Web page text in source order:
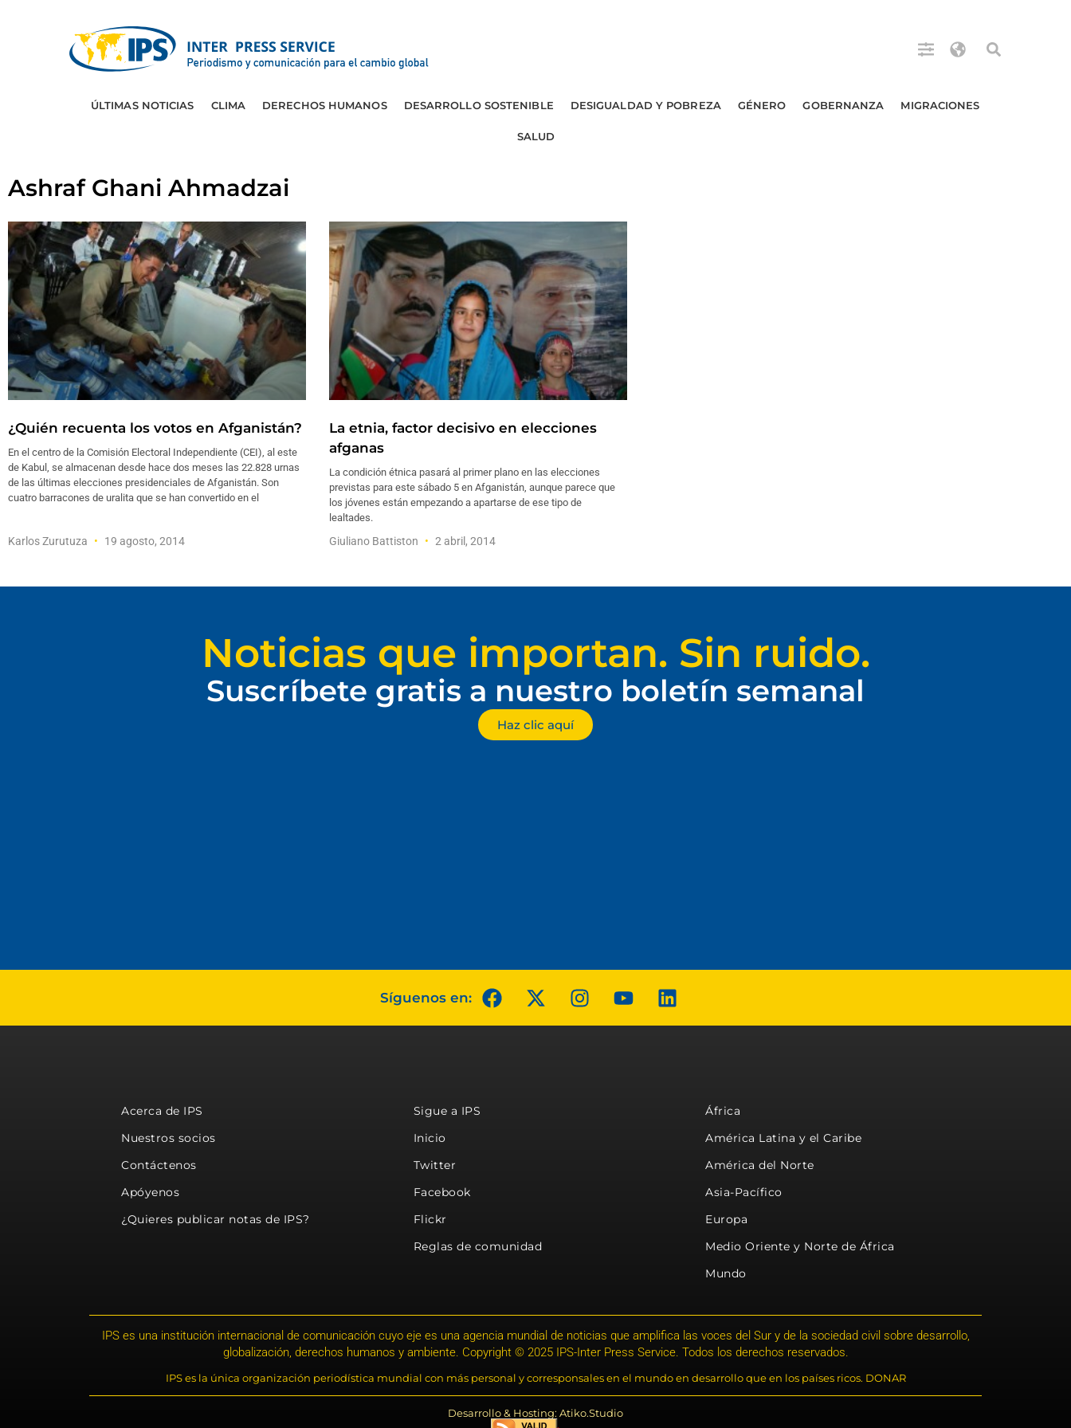
ÚLTIMAS NOTICIAS CLIMA DERECHOS HUMANOS DESARROLLO SOSTENIBLE DESIGUALDAD Y POBREZA GÉNERO GOBERNANZA MIGRACIONES
SALUD
Ashraf Ghani Ahmadzai
¿Quién recuenta los votos en Afganistán?
En el centro de la Comisión Electoral Independiente (CEI), al este
de Kabul, se almacenan desde hace dos meses las 22.828 urnas
de las últimas elecciones presidenciales de Afganistán. Son
cuatro barracones de uralita que se han convertido en el
Karlos Zurutuza 19 agosto, 2014
La etnia, factor decisivo en elecciones
afganas
La condición étnica pasará al primer plano en las elecciones
previstas para este sábado 5 en Afganistán, aunque parece que
los jóvenes están empezando a apartarse de ese tipo de
lealtades.
Giuliano Battiston 2 abril, 2014
Noticias que importan. Sin ruido.
Suscríbete gratis a nuestro boletín semanal
Haz clic aquí
Síguenos en:
Acerca de IPS
Nuestros socios
Contáctenos
Apóyenos
¿Quieres publicar notas de IPS?
Sigue a IPS
Inicio
Twitter
Facebook
Flickr
Reglas de comunidad
África
América Latina y el Caribe
América del Norte
Asia-Pacífico
Europa
Medio Oriente y Norte de África
Mundo
IPS es una institución internacional de comunicación cuyo eje es una agencia mundial de noticias que amplifica las voces del Sur y de la sociedad civil sobre desarrollo,
globalización, derechos humanos y ambiente. Copyright © 2025 IPS-Inter Press Service. Todos los derechos reservados.
IPS es la única organización periodística mundial con más personal y corresponsales en el mundo en desarrollo que en los países ricos. DONAR
Desarrollo & Hosting: Atiko.Studio